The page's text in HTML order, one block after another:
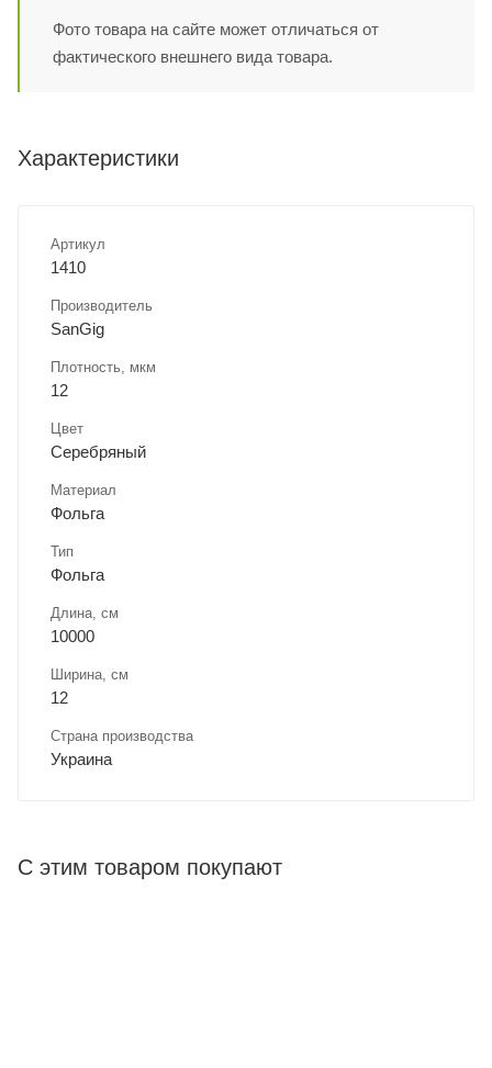
Фото товара на сайте может отличаться от
фактического внешнего вида товара.
Характеристики
Артикул
1410
Производитель
SanGig
Плотность, мкм
12
Цвет
Серебряный
Материал
Фольга
Тип
Фольга
Длина, cм
10000
Ширина, cм
12
Страна производства
Украина
С этим товаром покупают